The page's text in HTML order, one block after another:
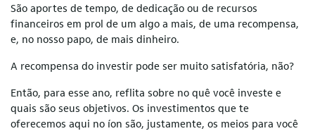
São aportes de tempo, de dedicação ou de recursos
financeiros em prol de um algo a mais, de uma recompensa,
e, no nosso papo, de mais dinheiro.
A recompensa do investir pode ser muito satisfatória, não?
Então, para esse ano, reflita sobre no quê você investe e
quais são seus objetivos. Os investimentos que te
oferecemos aqui no íon são, justamente, os meios para você